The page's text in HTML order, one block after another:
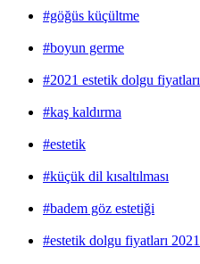
#göğüs küçültme
#boyun germe
#2021 estetik dolgu fiyatları
#kaş kaldırma
#estetik
#küçük dil kısaltılması
#badem göz estetiği
#estetik dolgu fiyatları 2021